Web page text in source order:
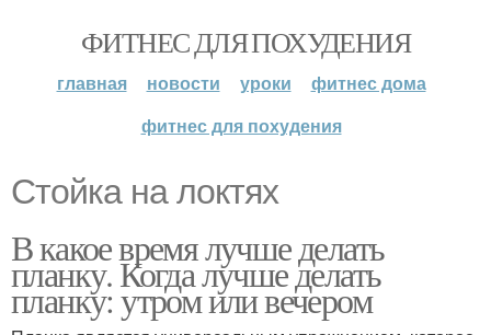
ФИТНЕС ДЛЯ ПОХУДЕНИЯ
главная новости уроки
фитнес дома
фитнес для похудения
Стойка на локтях
В какое время лучше делать
планку. Когда лучше делать
планку: утром или вечером